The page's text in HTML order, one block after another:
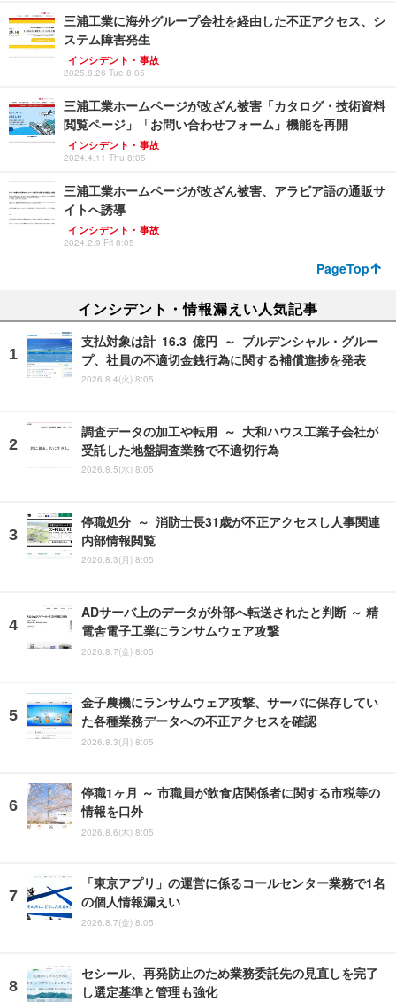
三浦工業に海外グループ会社を経由した不正アクセス、シ
ステム障害発生
インシデント・事故
2025.8.26 Tue 8:05
三浦工業ホームページが改ざん被害「カタログ・技術資料
閲覧ページ」「お問い合わせフォーム」機能を再開
インシデント・事故
2024.4.11 Thu 8:05
三浦工業ホームページが改ざん被害、アラビア語の通販サ
イトへ誘導
インシデント・事故
2024.2.9 Fri 8:05
PageTop
インシデント・情報漏えい人気記事
支払対象は計 16.3 億円 ～ プルデンシャル・グルー
プ、社員の不適切金銭行為に関する補償進捗を発表
2026.8.4(火) 8:05
調査データの加工や転用 ～ 大和ハウス工業子会社が
受託した地盤調査業務で不適切行為
2026.8.5(水) 8:05
停職処分 ～ 消防士長31歳が不正アクセスし人事関連
内部情報閲覧
2026.8.3(月) 8:05
ADサーバ上のデータが外部へ転送されたと判断 ～ 精
電舎電子工業にランサムウェア攻撃
2026.8.7(金) 8:05
金子農機にランサムウェア攻撃、サーバに保存してい
た各種業務データへの不正アクセスを確認
2026.8.3(月) 8:05
停職1ヶ月 ～ 市職員が飲食店関係者に関する市税等の
情報を口外
2026.8.6(木) 8:05
「東京アプリ」の運営に係るコールセンター業務で1名
の個人情報漏えい
2026.8.7(金) 8:05
セシール、再発防止のため業務委託先の見直しを完了
し選定基準と管理も強化